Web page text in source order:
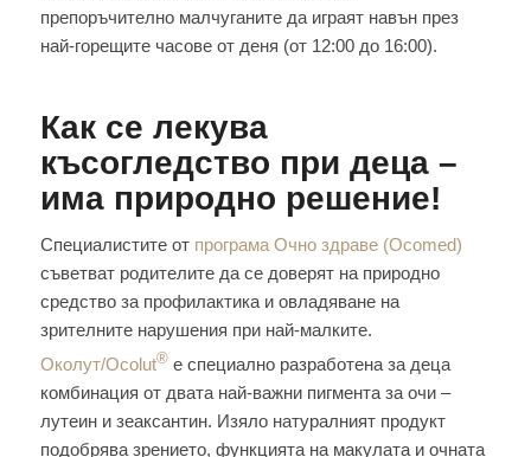
препоръчително малчуганите да играят навън през
най-горещите часове от деня (от 12:00 до 16:00).
Как се лекува
късогледство при деца –
има природно решение!
Специалистите от програма Очно здраве (Ocomed)
съветват родителите да се доверят на природно
средство за профилактика и овладяване на
зрителните нарушения при най-малките.
Околут/Ocolut®е специално разработена за деца
комбинация от двата най-важни пигмента за очи –
лутеин и зеаксантин. Изяло натуралният продукт
подобрява зрението, функцията на макулата и очната